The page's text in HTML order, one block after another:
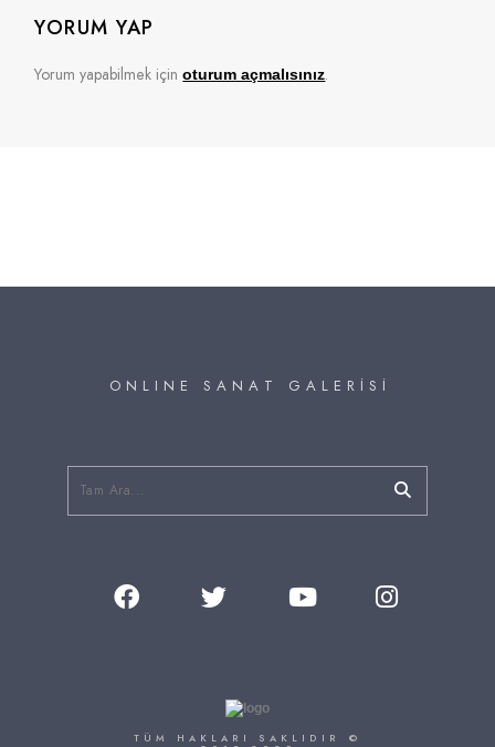
YORUM YAP
Yorum yapabilmek içinoturum açmalısınız.
O N L I N E S A N A T G A L E R İ S İ
TÜM HAKLARI SAKLIDIR ©